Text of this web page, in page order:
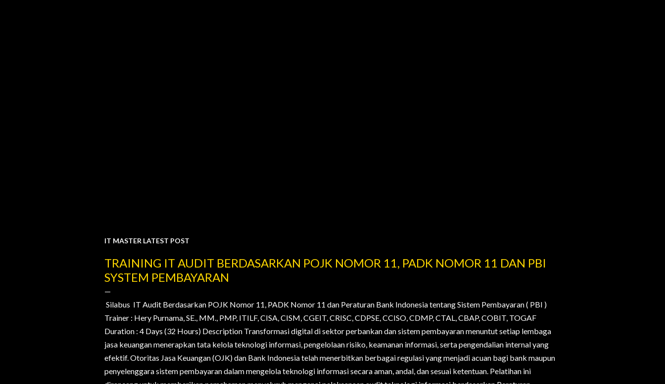
P
o
s
t
s
IT MASTER LATEST POST
TRAINING IT AUDIT BERDASARKAN POJK NOMOR 11, PADK NOMOR 11 DAN PBI
SYSTEM PEMBAYARAN
Silabus IT Audit Berdasarkan POJK Nomor 11, PADK Nomor 11 dan Peraturan Bank Indonesia tentang Sistem Pembayaran ( PBI )
Trainer : Hery Purnama, SE., MM., PMP, ITILF, CISA, CISM, CGEIT, CRISC, CDPSE, CCISO, CDMP, CTAL, CBAP, COBIT, TOGAF
Duration : 4 Days (32 Hours) Description Transformasi digital di sektor perbankan dan sistem pembayaran menuntut setiap lembaga
jasa keuangan menerapkan tata kelola teknologi informasi, pengelolaan risiko, keamanan informasi, serta pengendalian internal yang
efektif. Otoritas Jasa Keuangan (OJK) dan Bank Indonesia telah menerbitkan berbagai regulasi yang menjadi acuan bagi bank maupun
penyelenggara sistem pembayaran dalam mengelola teknologi informasi secara aman, andal, dan sesuai ketentuan. Pelatihan ini